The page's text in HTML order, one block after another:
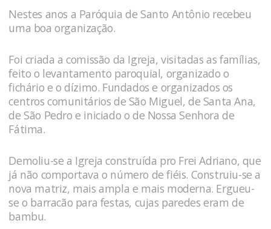
Nestes anos a Paróquia de Santo Antônio recebeu
uma boa organização.
Foi criada a comissão da Igreja, visitadas as famílias,
feito o levantamento paroquial, organizado o
fichário e o dízimo. Fundados e organizados os
centros comunitários de São Miguel, de Santa Ana,
de São Pedro e iniciado o de Nossa Senhora de
Fátima.
Demoliu-se a Igreja construída pro Frei Adriano, que
já não comportava o número de fiéis. Construiu-se a
nova matriz, mais ampla e mais moderna. Ergueu-
se o barracão para festas, cujas paredes eram de
bambu.